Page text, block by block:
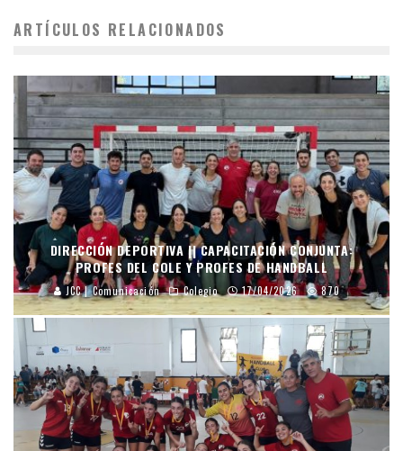
ARTÍCULOS RELACIONADOS
DIRECCIÓN DEPORTIVA || CAPACITACIÓN CONJUNTA:
PROFES DEL COLE Y PROFES DE HANDBALL
JCC | Comunicación Colegio 17/04/2026 870